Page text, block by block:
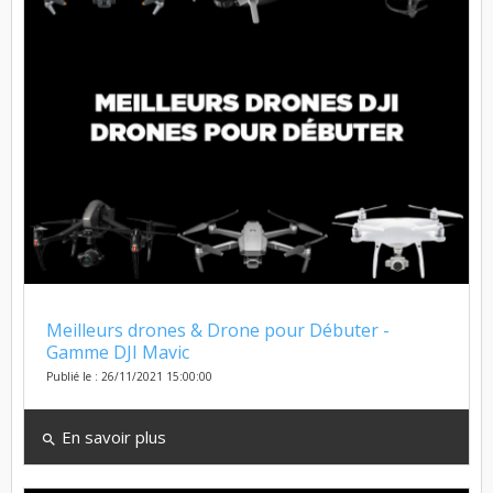
Meilleurs drones & Drone pour Débuter -
Gamme DJI Mavic
Publié le : 26/11/2021 15:00:00
search En savoir plus